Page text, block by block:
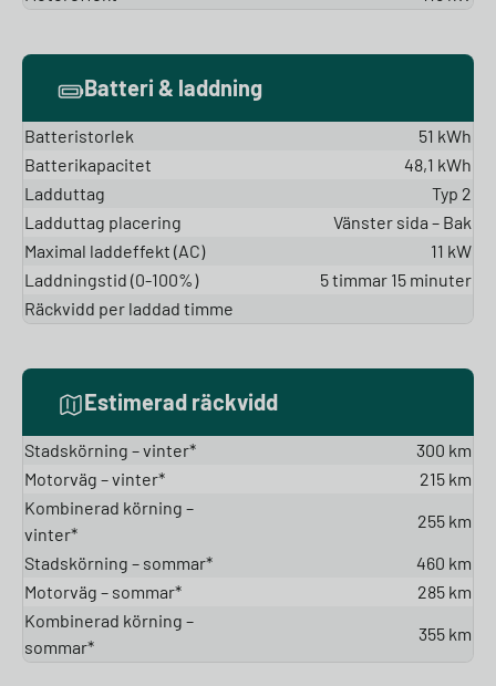
Batteri & laddning
Batteristorlek
51 kWh
Batterikapacitet
48,1 kWh
Ladduttag
Typ 2
Ladduttag placering
Vänster sida – Bak
Maximal laddeffekt (AC)
11 kW
Laddningstid (0-100%)
5 timmar 15 minuter
Räckvidd per laddad timme
Estimerad räckvidd
Stadskörning – vinter*
300 km
Motorväg – vinter*
215 km
Kombinerad körning –
vinter*
255 km
Stadskörning – sommar*
460 km
Motorväg – sommar*
285 km
Kombinerad körning –
sommar*
355 km